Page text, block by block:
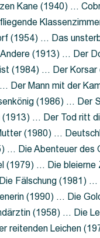
Kane (1940) …
(1954) … Das
(1913) … Der
(1984) … Der
Der Mann mit der
(1986) … Der
… Der Tod ritt
(1980) …
… Die Abenteuer
(1979) … Die
Fälschung (1981)
(1990) … Die
(1958) … Die
reitenden Leichen